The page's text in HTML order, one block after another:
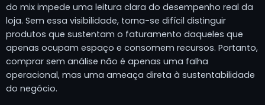
do mix impede uma leitura clara do desempenho real da
loja. Sem essa visibilidade, torna-se difícil distinguir
produtos que sustentam o faturamento daqueles que
apenas ocupam espaço e consomem recursos. Portanto,
comprar sem análise não é apenas uma falha
operacional, mas uma ameaça direta à sustentabilidade
do negócio.